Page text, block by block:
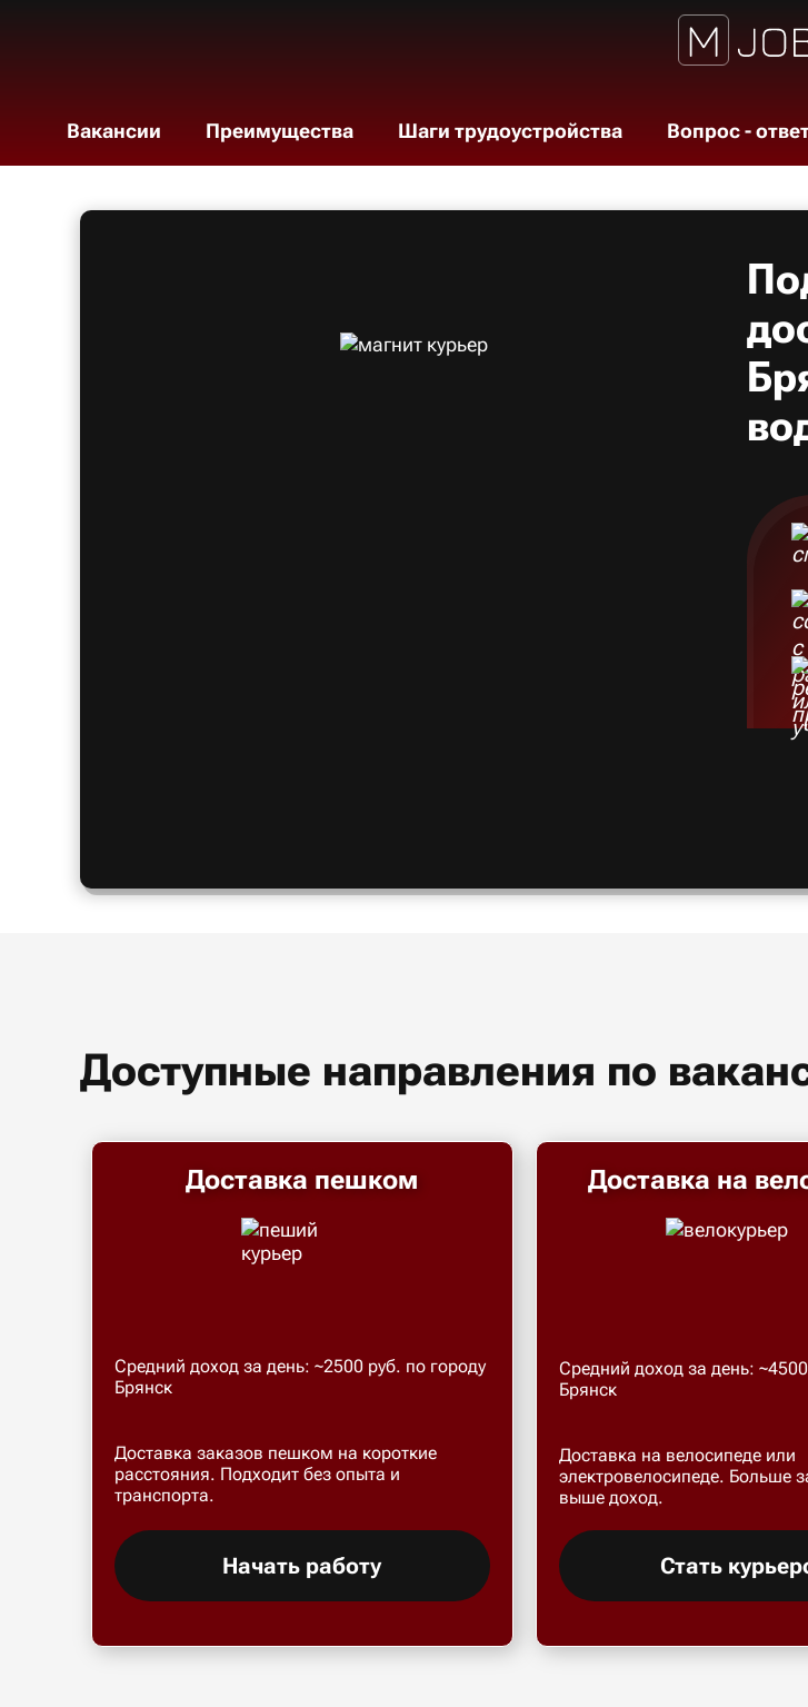
Вакансии Преимущества Шаги трудоустройства Вопрос -
Доступные направления по
Доставка пешком
Средний доход за день: ~2500 руб. по городу
Брянск
Доставка заказов пешком на короткие
расстояния. Подходит без опыта и
транспорта.
Начать работу
Доставка на
Средний доход за день:
Брянск
Доставка на велосипеде или
электровелосипеде. Больше
выше доход.
Стать